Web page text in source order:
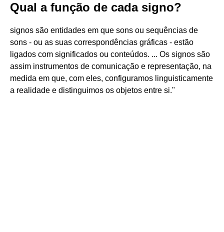
Qual a função de cada signo?
signos são entidades em que sons ou sequências de
sons - ou as suas correspondências gráficas - estão
ligados com significados ou conteúdos. ... Os signos são
assim instrumentos de comunicação e representação, na
medida em que, com eles, configuramos linguisticamente
a realidade e distinguimos os objetos entre si."